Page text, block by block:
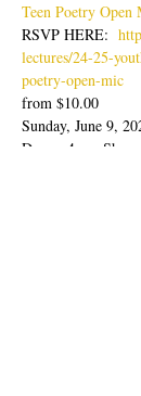
Teen Poetry Open
RSVP HERE:
lectures/24-25-
poetry-open-mic
from $10.00
Sunday, June 9,
Doors: 4pm;